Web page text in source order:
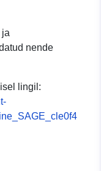
nende
lingil: